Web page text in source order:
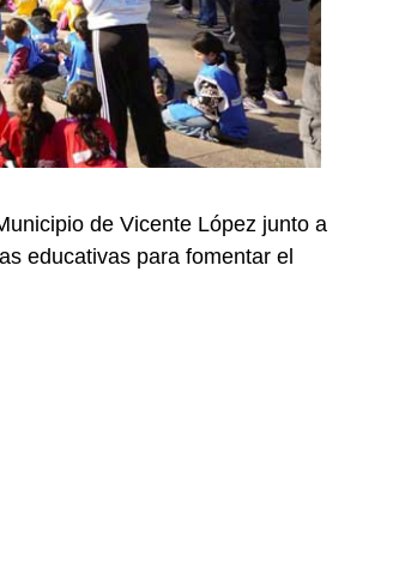
de Vicente López junto a
educativas para fomentar el